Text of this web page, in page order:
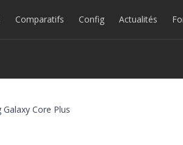
Comparatifs Config Actualités
Galaxy Core Plus